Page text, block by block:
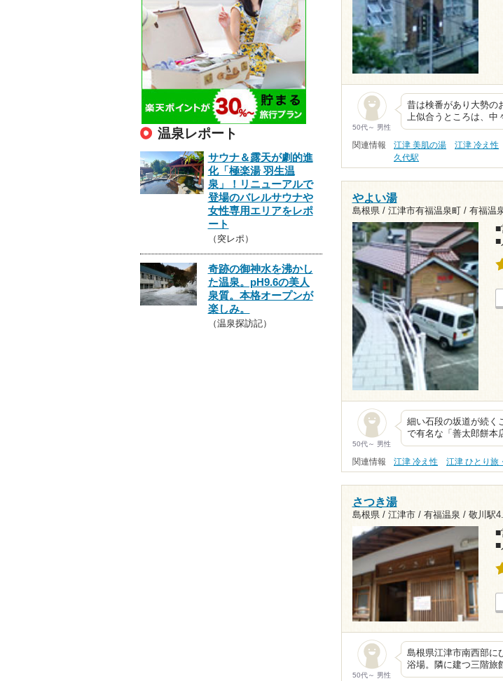
50代～ 男性
昔は検番があり大勢の
上似合うところは、中
関連情報 江津 美肌の湯 江津 冷え性
久代駅
やよい湯
島根県 / 江津市有福温泉町 / 有福温
■
■
50代～ 男性
細い石段の坂道が続く
で有名な「善太郎餅本
関連情報 江津 冷え性 江津 ひとり旅
さつき湯
島根県 / 江津市 / 有福温泉 / 敬川駅
■
■
50代～ 男性
島根県江津市南西部に
浴場。隣に建つ三階旅
温泉レポート
サウナ＆露天が劇的進
化「極楽湯 羽生温
泉」！リニューアルで
登場のバレルサウナや
女性専用エリアをレポ
ート
（突レポ）
奇跡の御神水を沸かし
た温泉。pH9.6の美人
泉質。本格オープンが
楽しみ。
（温泉探訪記）